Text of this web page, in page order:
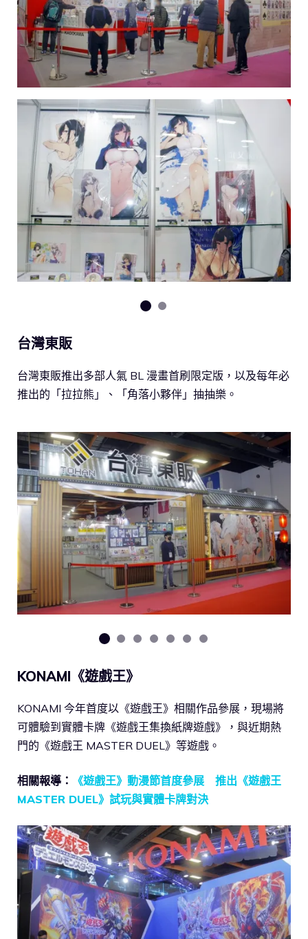
台灣東販
台灣東販推出多部人氣 BL 漫畫首刷限定版，以及每年必
推出的「拉拉熊」、「角落小夥伴」抽抽樂。
KONAMI《遊戲王》
KONAMI 今年首度以《遊戲王》相關作品參展，現場將
可體驗到實體卡牌《遊戲王集換紙牌遊戲》，與近期熱
門的《遊戲王 MASTER DUEL》等遊戲。
相關報導：
《遊戲王》動漫節首度參展 推出《遊戲王
MASTER DUEL》試玩與實體卡牌對決